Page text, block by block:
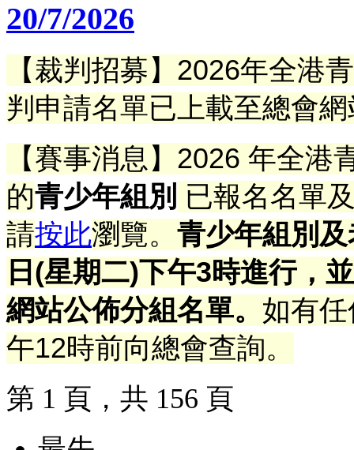
20/7/2026
【裁判招募】 2026年全港
判申請名單已上載至總會
【賽事消息】2026 年全
的青少年組別 已報名名單
請按此瀏覽。 青少年組別
日(星期二)下午3時進行 ，
網站公佈分組名單。 如有
午12時前向總會查詢。
第 1 頁，共 156 頁